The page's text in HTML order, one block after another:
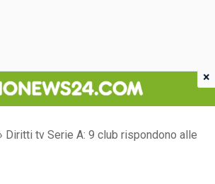
Diritti tv Serie A: 9 club rispondono alle
×